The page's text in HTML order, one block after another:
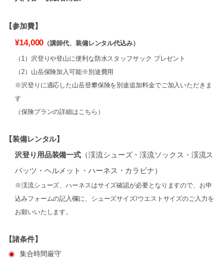
【参加費】
¥14,000 （講師代、装備レンタル代込み）
（1）沢登りや登山に便利な防水スタッフサック プレゼント
（2）山岳保険加入可能※別途費用
※沢登りに適応した山岳登攀保険を別途追加料金でご加入いただきま
す
（保険プランの詳細はこちら）
【装備レンタル】
沢登り用品装備一式 （渓流シューズ・渓流ソックス・渓流ス
パッツ・ヘルメット・ハーネス・カラビナ）
※渓流シューズ、ハーネスはサイズ確認が必要となりますので、お申
込みフォームの記入欄に、シューズサイズ/ウエストサイズのご入力を
お願いいたします。
【諸条件】
集合時間厳守